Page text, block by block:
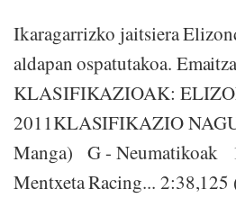
Ikaragarrizko jaitsiera
aldapan ospatutakoa.
KLASIFIKAZIOAK:
2011KLASIFIKAZIO
Manga) G -
Mentxeta Racing...